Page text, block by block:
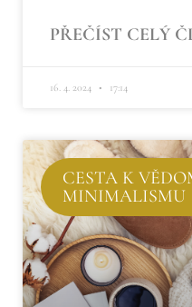
PŘEČÍST CELÝ
16. 4. 2024 17:14
CESTA K
MINIMALISMU